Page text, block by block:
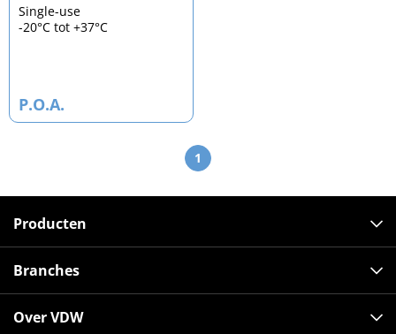
Single-use
-20°C tot +37°C
P.O.A.
1
Producten
Branches
Over VDW